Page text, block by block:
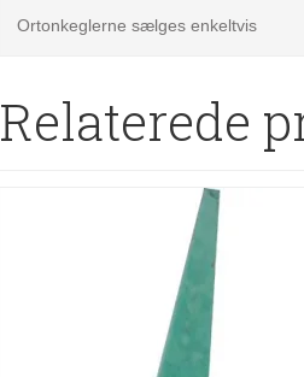
Ortonkeglerne sælges enkeltvis
Relaterede